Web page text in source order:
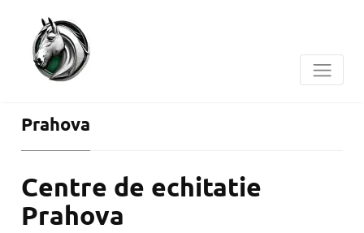
Prahova
Centre de echitatie
Prahova